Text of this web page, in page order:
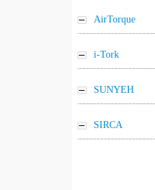
AirTorque
i-Tork
SUNYEH
SIRCA